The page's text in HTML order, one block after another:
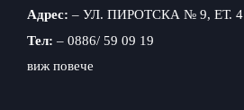
Адрес: – УЛ. ПИРОТСКА № 9, ЕТ. 4
Тел: – 0886/ 59 09 19
виж повече